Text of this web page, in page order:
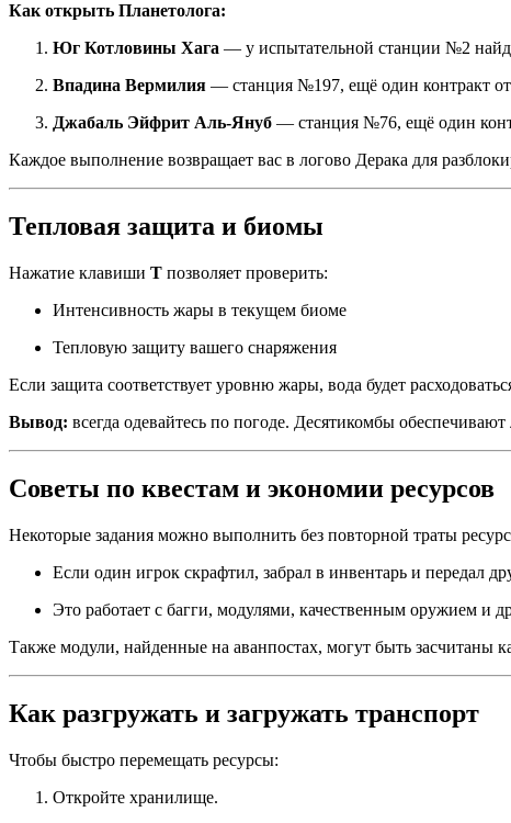
Как открыть Планетолога:
Юг Котловины Хага — у испытательной станции №2
Впадина Вермилия — станция №197, ещё один контракт
Джабаль Эйфрит Аль-Януб — станция №76, ещё один
Каждое выполнение возвращает вас в логово Дерака для
Тепловая защита и биомы
Нажатие клавиши T позволяет проверить:
Интенсивность жары в текущем биоме
Тепловую защиту вашего снаряжения
Если защита соответствует уровню жары, вода будет
Вывод: всегда одевайтесь по погоде. Десятикомбы
Советы по квестам и экономии ресурсов
Некоторые задания можно выполнить без повторной траты
Если один игрок скрафтил, забрал в инвентарь и передал
Это работает с багги, модулями, качественным оружием и
Также модули, найденные на аванпостах, могут быть засчитаны
Как разгружать и загружать транспорт
Чтобы быстро перемещать ресурсы:
Откройте хранилище.